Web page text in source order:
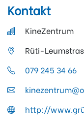
Kontakt
KineZentrum
Rüti-
079 245 34 66
http://